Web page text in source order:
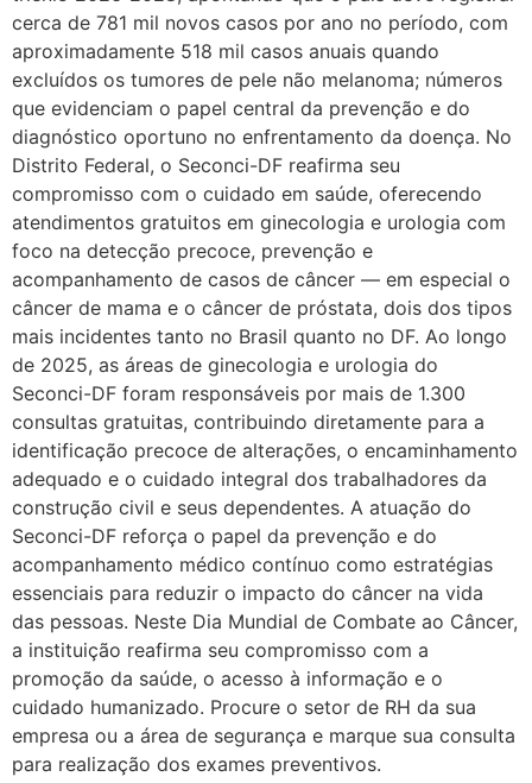
cerca de 781 mil novos casos por ano no período, com
aproximadamente 518 mil casos anuais quando
excluídos os tumores de pele não melanoma; números
que evidenciam o papel central da prevenção e do
diagnóstico oportuno no enfrentamento da doença. No
Distrito Federal, o Seconci-DF reafirma seu
compromisso com o cuidado em saúde, oferecendo
atendimentos gratuitos em ginecologia e urologia com
foco na detecção precoce, prevenção e
acompanhamento de casos de câncer — em especial o
câncer de mama e o câncer de próstata, dois dos tipos
mais incidentes tanto no Brasil quanto no DF. Ao longo
de 2025, as áreas de ginecologia e urologia do
Seconci-DF foram responsáveis por mais de 1.300
consultas gratuitas, contribuindo diretamente para a
identificação precoce de alterações, o encaminhamento
adequado e o cuidado integral dos trabalhadores da
construção civil e seus dependentes. A atuação do
Seconci-DF reforça o papel da prevenção e do
acompanhamento médico contínuo como estratégias
essenciais para reduzir o impacto do câncer na vida
das pessoas. Neste Dia Mundial de Combate ao Câncer,
a instituição reafirma seu compromisso com a
promoção da saúde, o acesso à informação e o
cuidado humanizado. Procure o setor de RH da sua
empresa ou a área de segurança e marque sua consulta
para realização dos exames preventivos.